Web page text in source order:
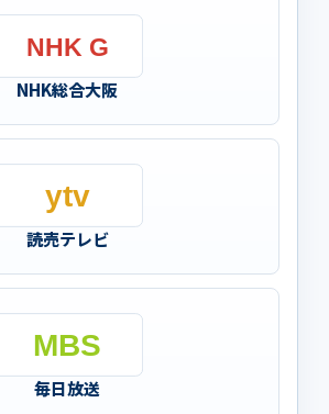
NHK総合大阪
読売テレビ
毎日放送